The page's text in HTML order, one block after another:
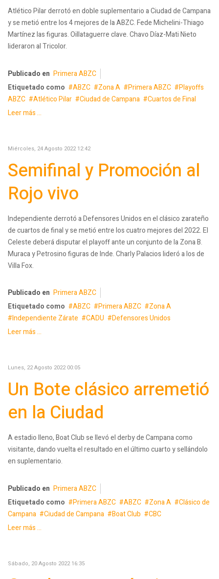
Atlético Pilar derrotó en doble suplementario a Ciudad de Campana
y se metió entre los 4 mejores de la ABZC. Fede Michelini-Thiago
Martínez las figuras. Oillataguerre clave. Chavo Díaz-Mati Nieto
lideraron al Tricolor.
Publicado en Primera ABZC
Etiquetado como
ABZC Zona A Primera ABZC
Playoffs
ABZC
Atlético Pilar Ciudad de Campana
Cuartos de Final
Leer más ...
Miércoles, 24 Agosto 2022 12:42
Semifinal y Promoción al
Rojo vivo
Independiente derrotó a Defensores Unidos en el clásico zarateño
de cuartos de final y se metió entre los cuatro mejores del 2022. El
Celeste deberá disputar el playoff ante un conjunto de la Zona B.
Muraca y Petrosino figuras de Inde. Charly Palacios lideró a los de
Villa Fox.
Publicado en Primera ABZC
Etiquetado como
ABZC Primera ABZC
Zona A
Independiente Zárate
CADU
Defensores Unidos
Leer más ...
Lunes, 22 Agosto 2022 00:05
Un Bote clásico arremetió
en la Ciudad
A estadio lleno, Boat Club se llevó el derby de Campana como
visitante, dando vuelta el resultado en el último cuarto y sellándolo
en suplementario.
Publicado en Primera ABZC
Etiquetado como
Primera ABZC ABZC Zona A
Clásico de
Campana
Ciudad de Campana Boat Club
CBC
Leer más ...
Sábado, 20 Agosto 2022 16:35